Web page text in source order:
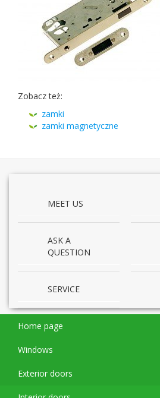
Zobacz też:
zamki
zamki mag­ne­ty­czne
MEET US
ASK A
QUESTION
SERVICE
Home page
Windows
Exterior doors